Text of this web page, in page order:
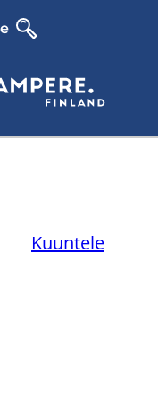
Kuuntele